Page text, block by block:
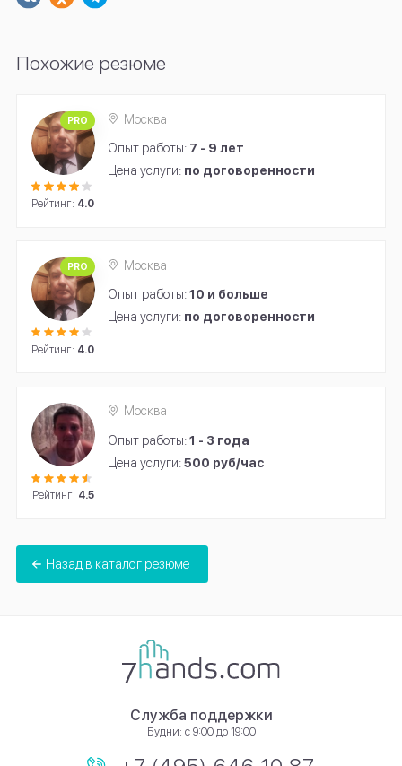
Похожие резюме
PRO
Рейтинг: 4.0
Москва
Опыт работы: 7 - 9 лет
Цена услуги: по договоренности
PRO
Рейтинг: 4.0
Москва
Опыт работы:10 и больше
Цена услуги: по договоренности
Рейтинг: 4.5
Москва
Опыт работы:1 - 3 года
Цена услуги:500 руб/час
Назад в каталог резюме
Служба поддержки
Будни: с 9:00 до 19:00